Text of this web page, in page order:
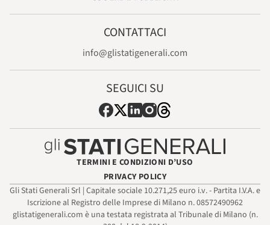
CONTATTACI
info@glistatigenerali.com
SEGUICI SU
TERMINI E CONDIZIONI D’USO
PRIVACY POLICY
Gli Stati Generali Srl | Capitale sociale 10.271,25 euro i.v. - Partita I.V.A. e
Iscrizione al Registro delle Imprese di Milano n. 08572490962
glistatigenerali.com è una testata registrata al Tribunale di Milano (n.